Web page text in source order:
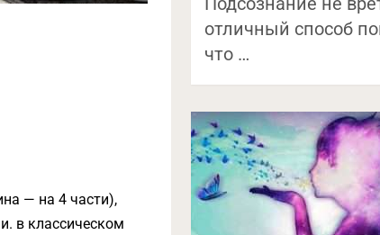
— на 4 части),
в классическом
отличный способ
что …